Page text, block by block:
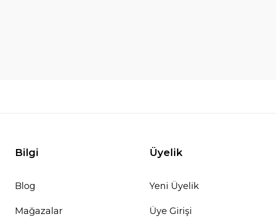
Bilgi
Blog
Mağazalar
Üyelik
Yeni Üyelik
Üye Girişi